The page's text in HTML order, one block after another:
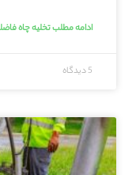
ادامه مطلب تخلیه چاه
5 دیدگاه